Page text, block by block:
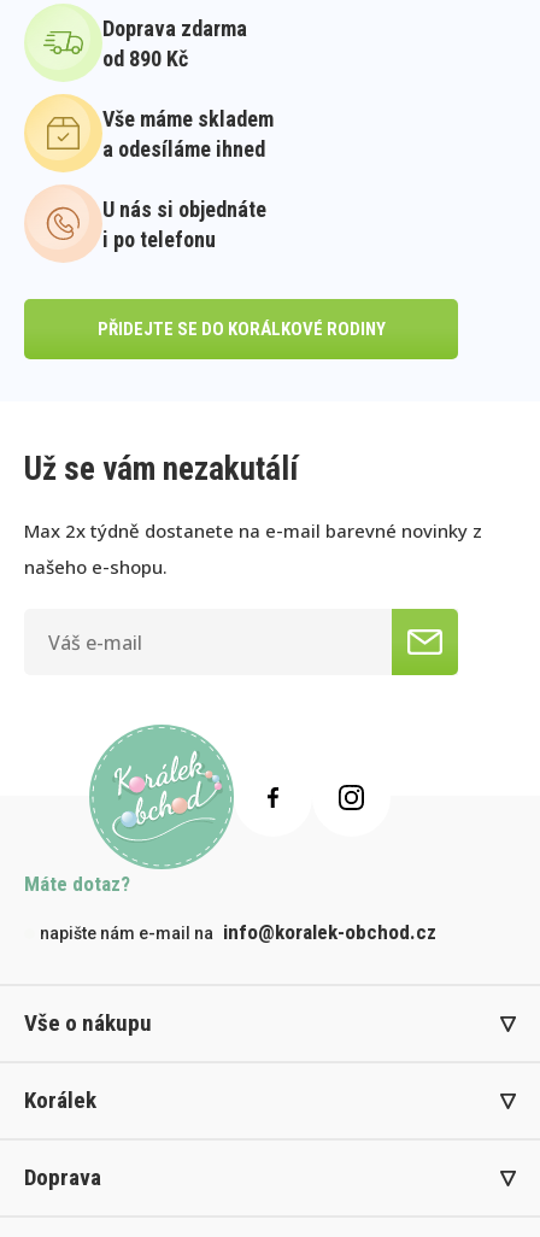
Doprava zdarma
od 890 Kč
Vše máme skladem
a odesíláme ihned
U nás si objednáte
i po telefonu
PŘIDEJTE SE DO KORÁLKOVÉ RODINY
Už se vám nezakutálí
Max 2x týdně dostanete na e-mail barevné novinky z
našeho e-shopu.
Máte dotaz?
napište nám e-mail na info@koralek-obchod.cz
Vše o nákupu
Korálek
Doprava